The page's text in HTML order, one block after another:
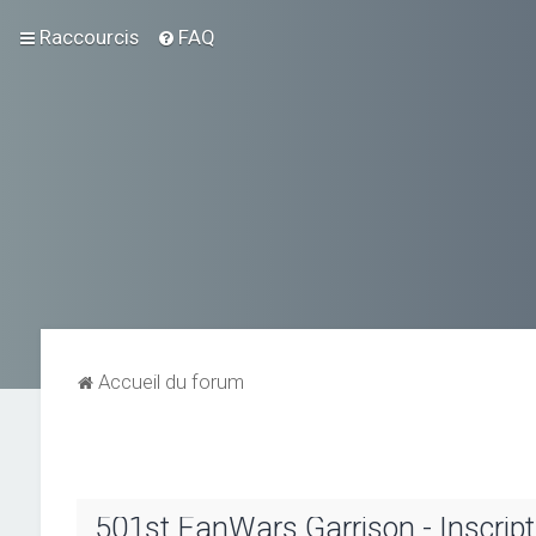
Raccourcis FAQ
Accueil du forum
501st FanWars Garrison -